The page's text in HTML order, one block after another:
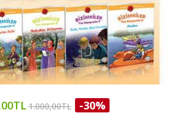
1.000,00TL -30%